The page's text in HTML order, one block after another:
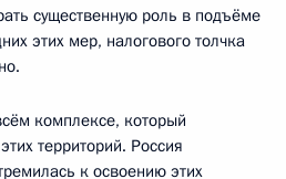
существенную роль в подъёме
этих мер, налогового толчка
комплексе, который
территорий. Россия
к освоению этих